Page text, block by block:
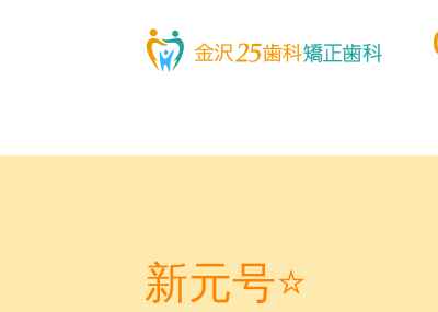
新元号⭐️